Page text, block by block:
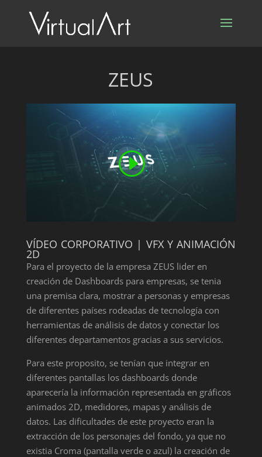
ZEUS
VÍDEO CORPORATIVO | VFX Y ANIMACIÓN
2D
Para el proyecto de la empresa ZEUS lider en
creación de Dashboards para empresas, se tenia
una premisa clara, mostrar a personas y empresas
de diferentes países rodeadas de tecnología con
herramientas de análisis de datos y conectar los
diferentes departamentos gracias a sus servicios.
Para este proposito, se tenían que integrar en
diferentes pantallas los dashboards donde
aparecería la información representada en gráficos
animados 2D, medidores, mapas y análisis de
datos. Las dificultades de este proyecto eran la
extracción de los personajes del fondo, ya que no
existia Croma (pantalla verde o azul) la creación de